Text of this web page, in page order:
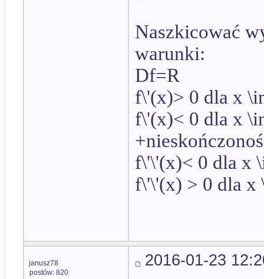
Naszkicować
warunki:
Df=R
f\'(x)> 0 dla x
f\'(x)< 0 dla x
f\'\'(x)< 0 dla x
f\'\'(x) > 0 dla x
janusz78
postów: 820
2016-01-23